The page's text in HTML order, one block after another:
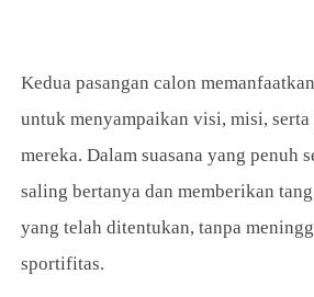
Kedua pasangan calon
untuk menyampaikan visi, misi,
mereka. Dalam suasana yang penuh
saling bertanya dan memberikan
yang telah ditentukan, tanpa
sportifitas.